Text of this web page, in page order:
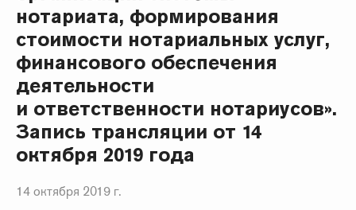
нотариата, формирования
стоимости нотариальных услуг,
финансового обеспечения
деятельности
и ответственности нотариусов».
Запись трансляции от 14
октября 2019 года
14 октября 2019 г.